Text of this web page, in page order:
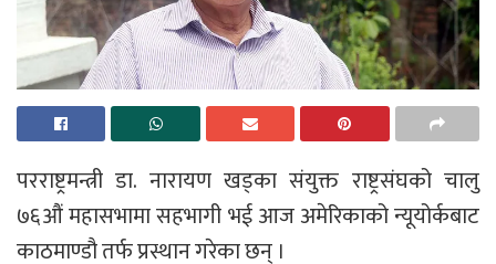
परराष्ट्रमन्त्री डा. नारायण खड्का संयुक्त राष्ट्रसंघको चालु
७६औं महासभामा सहभागी भई आज अमेरिकाको न्यूयोर्कबाट
काठमाण्डौ तर्फ प्रस्थान गरेका छन् ।